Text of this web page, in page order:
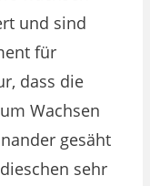
und sind
für
dass die
Wachsen
gesäht
sehr